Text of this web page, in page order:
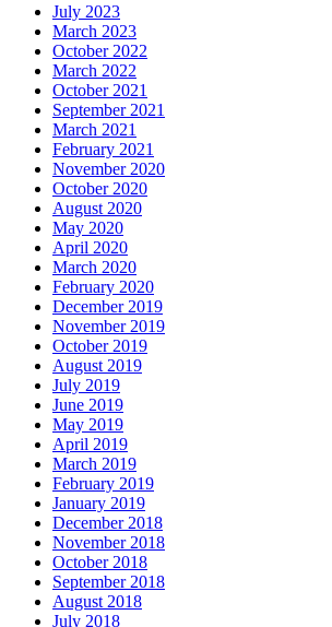
July 2023
March 2023
October 2022
March 2022
October 2021
September 2021
March 2021
February 2021
November 2020
October 2020
August 2020
May 2020
April 2020
March 2020
February 2020
December 2019
November 2019
October 2019
August 2019
July 2019
June 2019
May 2019
April 2019
March 2019
February 2019
January 2019
December 2018
November 2018
October 2018
September 2018
August 2018
July 2018